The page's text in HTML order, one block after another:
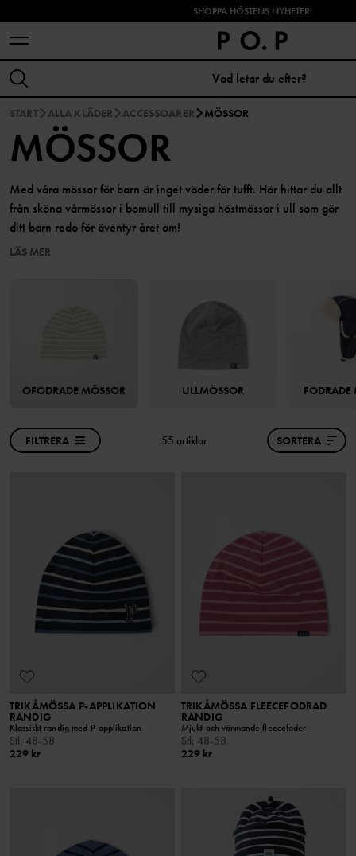
SHOPPA HÖSTENS NYHETER!
START ALLA KLÄDER ACCESSOARER MÖSSOR
MÖSSOR
Med våra mössor för barn är inget väder för tufft. Här hittar du allt
från sköna vårmössor i bomull till mysiga höstmössor i ull som gör
ditt barn redo för äventyr året om!
LÄS MER
OFODRADE MÖSSOR ULLMÖSSOR FODRADE
FILTRERA 55 artiklar SORTERA
TRIKÅMÖSSA P-APPLIKATION
RANDIG
Klassiskt randig med P-applikation
Stl: 48-58
229 kr
TRIKÅMÖSSA FLEECEFODRAD
RANDIG
Mjukt och värmande fleecefoder
Stl: 48-58
229 kr